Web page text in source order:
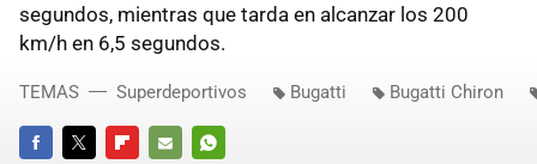
segundos, mientras que tarda en alcanzar los 200
km/h en 6,5 segundos.
TEMAS Superdeportivos Bugatti Bugatti Chiron